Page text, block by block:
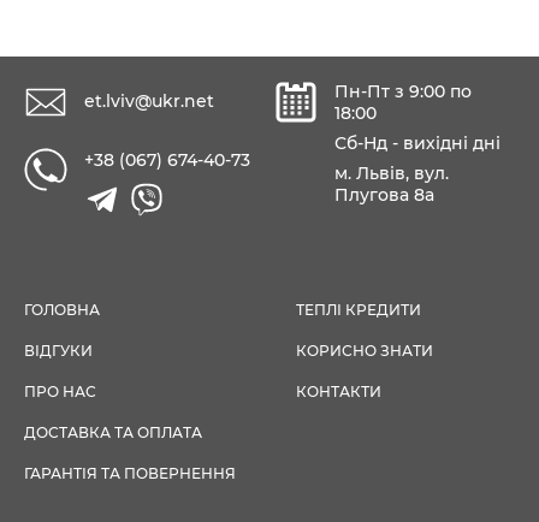
et.lviv@ukr.net
+38 (067) 674-40-73
Пн-Пт з 9:00 по
18:00
Сб-Нд - вихідні дні
м. Львів, вул.
Плугова 8а
ГОЛОВНА
ВІДГУКИ
ПРО НАС
ДОСТАВКА ТА ОПЛАТА
ГАРАНТІЯ ТА ПОВЕРНЕННЯ
ТЕПЛІ КРЕДИТИ
КОРИСНО ЗНАТИ
КОНТАКТИ